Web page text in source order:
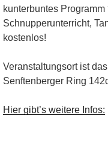
kunterbuntes
Schnupperunterricht,
kostenlos!
Veranstaltungsort ist
Senftenberger Ring
Hier gibt’s weitere Infos: